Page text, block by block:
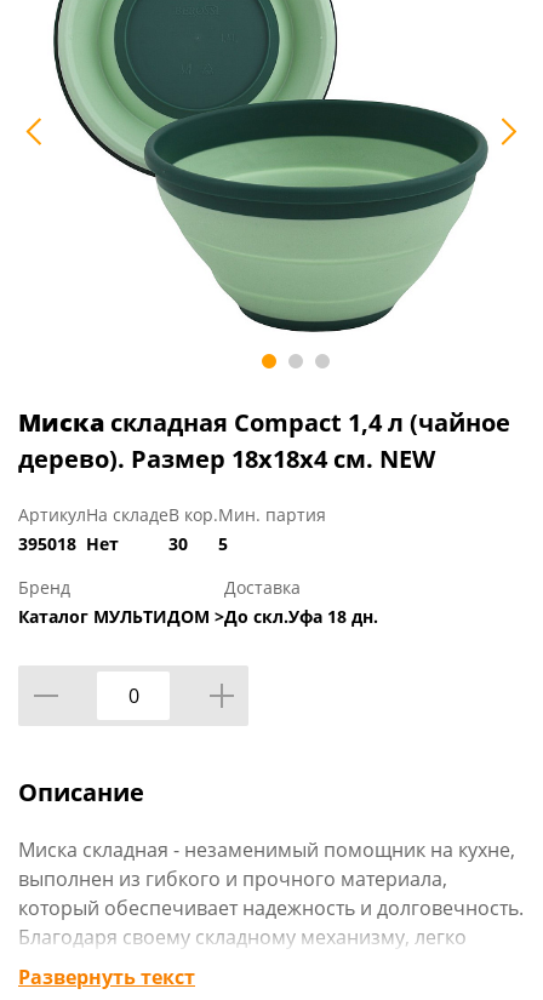
Миска складная Compact 1,4 л (чайное
дерево). Размер 18х18х4 см. NEW
Артикул
395018
На складе
Нет
В кор.
30
Мин. партия
5
Бренд
Каталог МУЛЬТИДОМ >
Доставка
До скл.Уфа 18 дн.
Описание
Миска складная - незаменимый помощник на кухне,
выполнен из гибкого и прочного материала,
который обеспечивает надежность и долговечность.
Благодаря своему складному механизму, легко
разворачивается и складывается, позволяя
Развернуть текст